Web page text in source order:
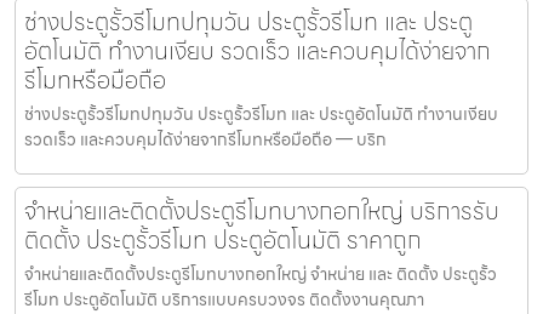
ช่างประตูรั้วรีโมทปทุมวัน ประตูรั้วรีโมท และ ประตู
อัตโนมัติ ทำงานเงียบ รวดเร็ว และควบคุมได้ง่ายจาก
รีโมทหรือมือถือ
ช่างประตูรั้วรีโมทปทุมวัน ประตูรั้วรีโมท และ ประตูอัตโนมัติ ทำงานเงียบ
รวดเร็ว และควบคุมได้ง่ายจากรีโมทหรือมือถือ — บริก
จำหน่ายและติดตั้งประตูรีโมทบางกอกใหญ่ บริการรับ
ติดตั้ง ประตูรั้วรีโมท ประตูอัตโนมัติ ราคาถูก
จำหน่ายและติดตั้งประตูรีโมทบางกอกใหญ่ จำหน่าย และ ติดตั้ง ประตูรั้ว
รีโมท ประตูอัตโนมัติ บริการแบบครบวงจร ติดตั้งงานคุณภา